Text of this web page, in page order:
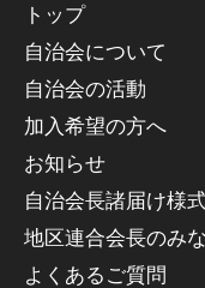
トップ
自治会について
自治会の活動
加入希望の方へ
お知らせ
自治会長諸届け様
地区連合会長のみ
よくあるご質問